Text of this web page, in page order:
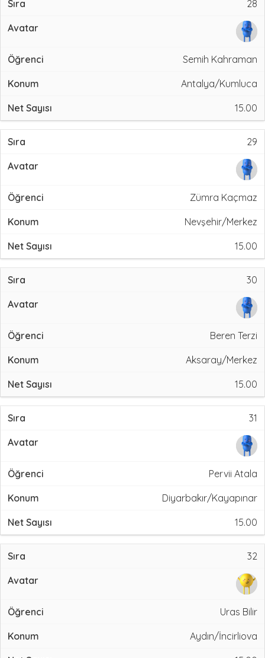
28
Semih Kahraman
Antalya/Kumluca
15.00
29
Zümra Kaçmaz
Nevşehir/Merkez
15.00
30
Beren Terzi
Aksaray/Merkez
15.00
31
Pervii Atala
Diyarbakır/Kayapınar
15.00
32
Uras Bilir
Aydın/İncirliova